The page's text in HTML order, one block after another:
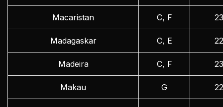
Macaristan C, F
Madagaskar C, E
Madeira C, F
Makau G